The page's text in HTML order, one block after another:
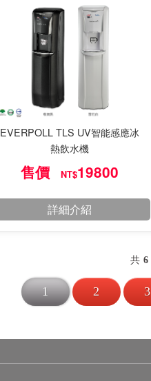
EVERPOLL TLS UV智能感應冰
熱飲水機
售價 NT$19800
詳細介紹
共 6
1 2 3